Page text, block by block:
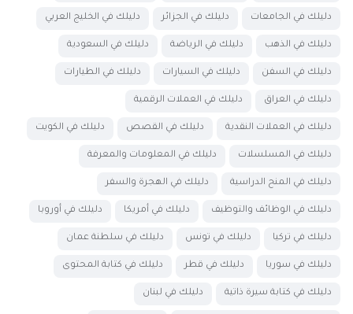
دليلك في الجامعات دليلك في الجزائر دليلك في الخليج العربي
دليلك في الذهب دليلك في الرياضة دليلك في السعودية
دليلك في السفن دليلك في السيارات دليلك في الطيارات
دليلك في العراق دليلك في العملات الرقمية
دليلك في العملات النقدية دليلك في القصص دليلك في الكويت
دليلك في المسلسلات دليلك في المعلومات والمعرفة
دليلك في المنح الدراسية دليلك في الهجرة والسفر
دليلك في الوظائف والتوظيف دليلك في أمريكا دليلك في أوروبا
دليلك في تركيا دليلك في تونس دليلك في سلطنة عمان
دليلك في سوريا دليلك في قطر دليلك في كتابة المحتوى
دليلك في كتابة سيرة ذاتية دليلك في لبنان